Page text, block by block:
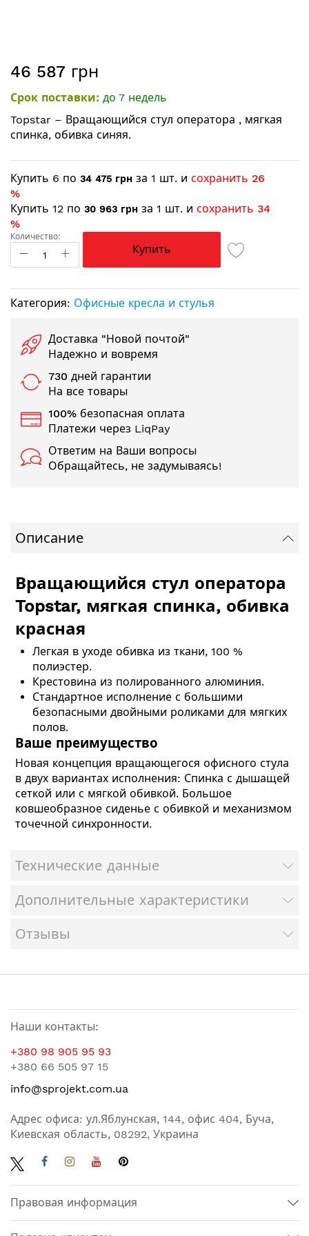
к
галереи
изображений
46 587 грн
Срок поставки: до 7 недель
Topstar – Вращающийся стул оператора , мягкая
спинка, обивка синяя.
Купить 6 по 34 475 грн за 1 шт. и сохранить 26
%
Купить 12 по 30 963 грн за 1 шт. и сохранить 34
%
Количество:
Купить
Категория: Офисные кресла и стулья
Доставка "Новой почтой"
Надежно и вовремя
730 дней гарантии
На все товары
100% безопасная оплата
Платежи через LiqPay
Ответим на Ваши вопросы
Обращайтесь, не задумываясь!
Описание
Вращающийся стул оператора
Topstar, мягкая спинка, обивка
красная
Легкая в уходе обивка из ткани, 100 %
полиэстер.
Крестовина из полированного алюминия.
Стандартное исполнение с большими
безопасными двойными роликами для мягких
полов.
Ваше преимущество
Новая концепция вращающегося офисного стула
в двух вариантах исполнения: Спинка с дышащей
сеткой или с мягкой обивкой. Большое
ковшеобразное сиденье с обивкой и механизмом
точечной синхронности.
Технические данные
Дополнительные характеристики
Отзывы
Наши контакты:
+380 98 905 95 93
+380 66 505 97 15
info@sprojekt.com.ua
Адрес офиса: ул.Яблунская, 144, офис 404, Буча,
Киевская область, 08292, Украина
Правовая информация